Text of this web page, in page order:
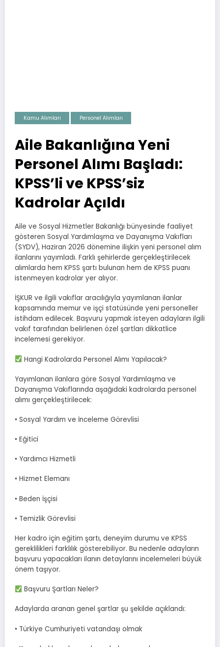
Kamu Alımları Personel Alımları
Aile Bakanlığına Yeni
Personel Alımı Başladı:
KPSS’li ve KPSS’siz
Kadrolar Açıldı
Aile ve Sosyal Hizmetler Bakanlığı bünyesinde faaliyet
gösteren Sosyal Yardımlaşma ve Dayanışma Vakıfları
(SYDV), Haziran 2026 dönemine ilişkin yeni personel alım
ilanlarını yayımladı. Farklı şehirlerde gerçekleştirilecek
alımlarda hem KPSS şartı bulunan hem de KPSS puanı
istenmeyen kadrolar yer alıyor.
İŞKUR ve ilgili vakıflar aracılığıyla yayımlanan ilanlar
kapsamında memur ve işçi statüsünde yeni personeller
istihdam edilecek. Başvuru yapmak isteyen adayların ilgili
vakıf tarafından belirlenen özel şartları dikkatlice
incelemesi gerekiyor.
Hangi Kadrolarda Personel Alımı Yapılacak?
Yayımlanan ilanlara göre Sosyal Yardımlaşma ve
Dayanışma Vakıflarında aşağıdaki kadrolarda personel
alımı gerçekleştirilecek:
• Sosyal Yardım ve İnceleme Görevlisi
• Eğitici
• Yardımcı Hizmetli
• Hizmet Elemanı
• Beden İşçisi
• Temizlik Görevlisi
Her kadro için eğitim şartı, deneyim durumu ve KPSS
gereklilikleri farklılık gösterebiliyor. Bu nedenle adayların
başvuru yapacakları ilanın detaylarını incelemeleri büyük
önem taşıyor.
Başvuru Şartları Neler?
Adaylarda aranan genel şartlar şu şekilde açıklandı:
• Türkiye Cumhuriyeti vatandaşı olmak